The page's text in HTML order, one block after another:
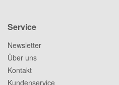
Service
Newsletter
Über uns
Kontakt
Kundenservice